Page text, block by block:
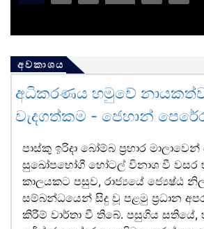
අවකාශය
අධිකරණය හමුවේ
වැදගත්කම - ජෙහාන්
පාස්කු ඉරිදා බෝම්බ ප්‍රහාර
සුඛෝපභෝගී හෝටල් විනාශ වී වසර
කාලයකට පසුව, රාජ්‍යයේ ජ්‍යෙෂ්ඨ
සම්බන්ධයෙන් සිදු වූ පළමු ප්‍රධාන
කිරීම් වාර්තා වී තිබේ. පසුගිය